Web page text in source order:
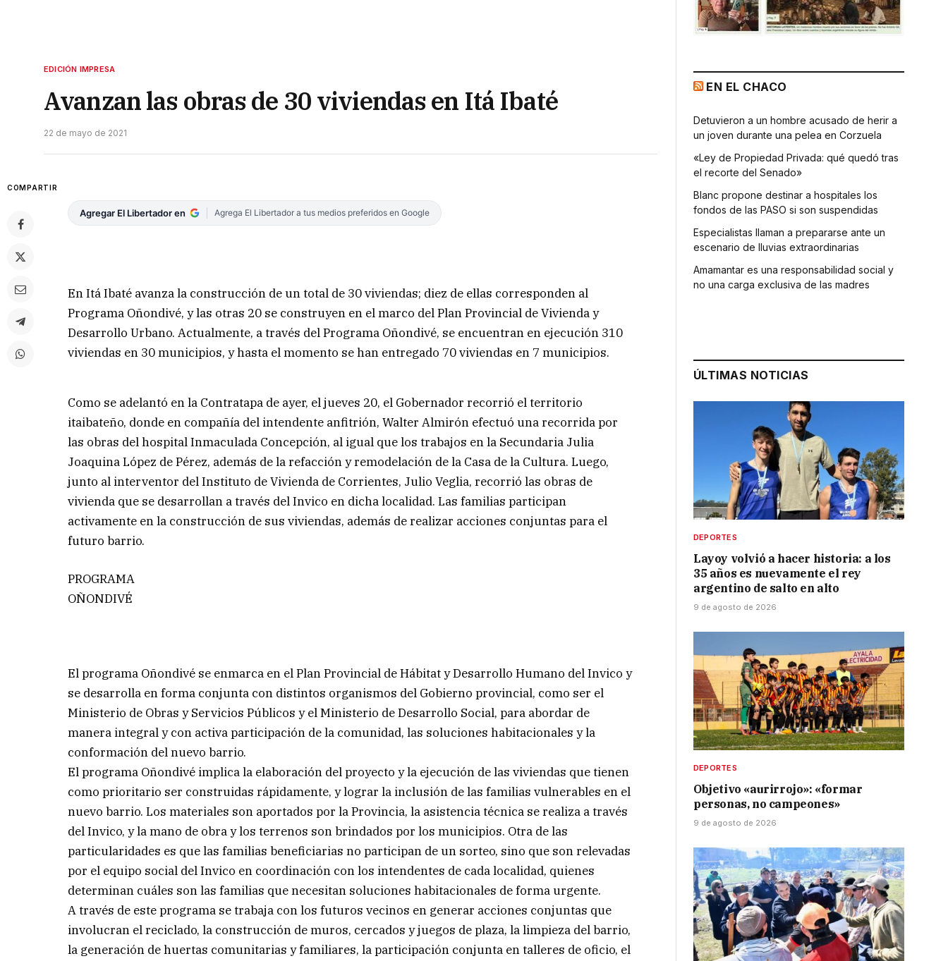
EDICIÓN IMPRESA
Avanzan las obras de 30 viviendas en Itá Ibaté
22 de mayo de 2021
COMPARTIR
Agregar El Libertador en Agrega El Libertador a tus medios preferidos en Google
En Itá Ibaté avanza la construcción de un total de 30 viviendas; diez de ellas corresponden al
Programa Oñondivé, y las otras 20 se construyen en el marco del Plan Provincial de Vivienda y
Desarrollo Urbano. Actualmente, a través del Programa Oñondivé, se encuentran en ejecución 310
viviendas en 30 municipios, y hasta el momento se han entregado 70 viviendas en 7 municipios.
Como se adelantó en la Contratapa de ayer, el jueves 20, el Gobernador recorrió el territorio
itaibateño, donde en compañía del intendente anfitrión, Walter Almirón efectuó una recorrida por
las obras del hospital Inmaculada Concepción, al igual que los trabajos en la Secundaria Julia
Joaquina López de Pérez, además de la refacción y remodelación de la Casa de la Cultura. Luego,
junto al interventor del Instituto de Vivienda de Corrientes, Julio Veglia, recorrió las obras de
vivienda que se desarrollan a través del Invico en dicha localidad. Las familias participan
activamente en la construcción de sus viviendas, además de realizar acciones conjuntas para el
futuro barrio.
PROGRAMA
OÑONDIVÉ
El programa Oñondivé se enmarca en el Plan Provincial de Hábitat y Desarrollo Humano del Invico y
se desarrolla en forma conjunta con distintos organismos del Gobierno provincial, como ser el
Ministerio de Obras y Servicios Públicos y el Ministerio de Desarrollo Social, para abordar de
manera integral y con activa participación de la comunidad, las soluciones habitacionales y la
conformación del nuevo barrio.
El programa Oñondivé implica la elaboración del proyecto y la ejecución de las viviendas que tienen
como prioritario ser construidas rápidamente, y lograr la inclusión de las familias vulnerables en el
nuevo barrio. Los materiales son aportados por la Provincia, la asistencia técnica se realiza a través
del Invico, y la mano de obra y los terrenos son brindados por los municipios. Otra de las
particularidades es que las familias beneficiarias no participan de un sorteo, sino que son relevadas
por el equipo social del Invico en coordinación con los intendentes de cada localidad, quienes
determinan cuáles son las familias que necesitan soluciones habitacionales de forma urgente.
A través de este programa se trabaja con los futuros vecinos en generar acciones conjuntas que
involucran el reciclado, la construcción de muros, cercados y juegos de plaza, la limpieza del barrio,
la generación de huertas comunitarias y familiares, la participación conjunta en talleres de oficio, el
EN EL CHACO
Detuvieron a un hombre acusado de herir a
un joven durante una pelea en Corzuela
«Ley de Propiedad Privada: qué quedó tras
el recorte del Senado»
Blanc propone destinar a hospitales los
fondos de las PASO si son suspendidas
Especialistas llaman a prepararse ante un
escenario de lluvias extraordinarias
Amamantar es una responsabilidad social y
no una carga exclusiva de las madres
ÚLTIMAS NOTICIAS
DEPORTES
Layoy volvió a hacer historia: a los
35 años es nuevamente el rey
argentino de salto en alto
9 de agosto de 2026
DEPORTES
Objetivo «aurirrojo»: «formar
personas, no campeones»
9 de agosto de 2026